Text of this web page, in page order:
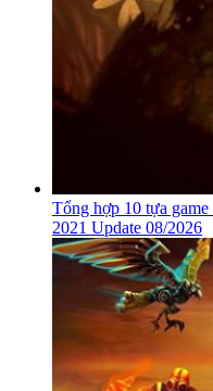
Tổng hợp 10 tựa
2021 Update 08/2026